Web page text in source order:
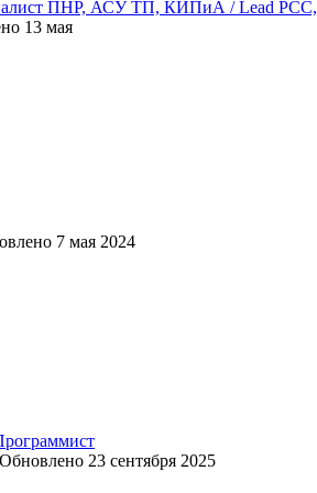
ПНР, АСУ ТП, КИПиА / Lead PCC,
13 мая
7 мая 2024
Обновлено 23 сентября 2025